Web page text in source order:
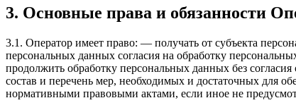
3. Основные права и обязанности
3.1. Оператор имеет право: — получать от субъекта
персональных данных согласия на обработку
продолжить обработку персональных данных без
состав и перечень мер, необходимых и достаточных для
нормативными правовыми актами, если иное не